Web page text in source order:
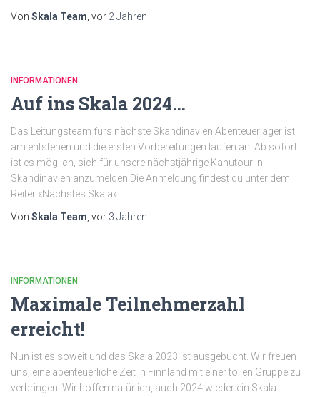
Von Skala Team , vor 2 Jahren
INFORMATIONEN
Auf ins Skala 2024…
Das Leitungsteam fürs nächste Skandinavien Abenteuerlager ist
am entstehen und die ersten Vorbereitungen laufen an. Ab sofort
ist es möglich, sich für unsere nächstjährige Kanutour in
Skandinavien anzumelden.Die Anmeldung findest du unter dem
Reiter «Nächstes Skala».
Von Skala Team , vor 3 Jahren
INFORMATIONEN
Maximale Teilnehmerzahl
erreicht!
Nun ist es soweit und das Skala 2023 ist ausgebucht. Wir freuen
uns, eine abenteuerliche Zeit in Finnland mit einer tollen Gruppe zu
verbringen. Wir hoffen natürlich, auch 2024 wieder ein Skala